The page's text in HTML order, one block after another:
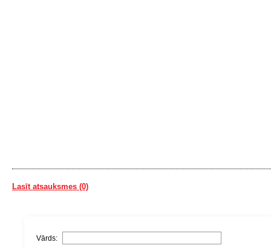
Lasīt atsauksmes (0)
Vārds: